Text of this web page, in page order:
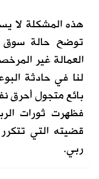
هذه المشكلة لا
توضح حالة سوق
العمالة غير
لنا في حادثة
بائع متجول أحرق
فظهرت ثورات
قضيته التي
ربي.